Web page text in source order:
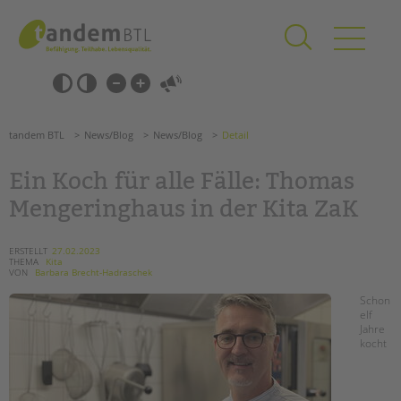
springen
Barrierefrei-
Einstellungen
überspringen
überspringen
SCHULE & GANZTAG
Grundschulen
Oberschulen
Förderzentren
Schulbezogene Sozialarbeit
Tagesgruppen
HILFEN ZUR ERZIEHUNG
tandem BTL News/Blog News/Blog Detail
Ein Koch für alle Fälle: Thomas
Mengeringhaus in der Kita ZaK
ERSTELLT 27.02.2023
THEMA
Kita
VON
Barbara Brecht-Hadraschek
Schon
elf
Jahre
kocht